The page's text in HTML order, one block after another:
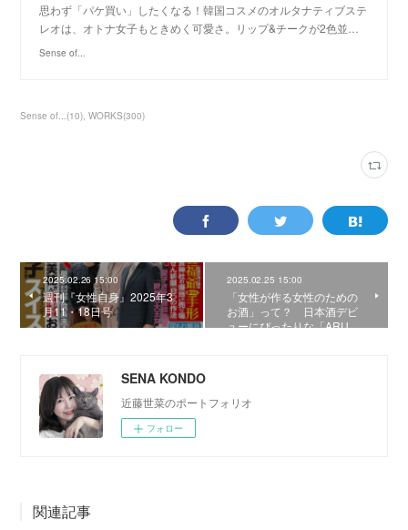
思わず「パケ買い」したくなる！韓国コスメのオルタナティブステ
レオは、オトナ女子もときめく可愛さ。リップ&チークが2色並…
Sense of...
Sense of...(10) WORKS(300)
2025.02.26 15:00
週刊『女性自身』2025年3
月11・18日号
2025.02.25 15:00
「女性が作る女性のための
お酒」って？ 日本酒デビ
ューにぴったりな「ARU…
SENA KONDO
近藤世菜のポートフォリオ
フォロー
関連記事